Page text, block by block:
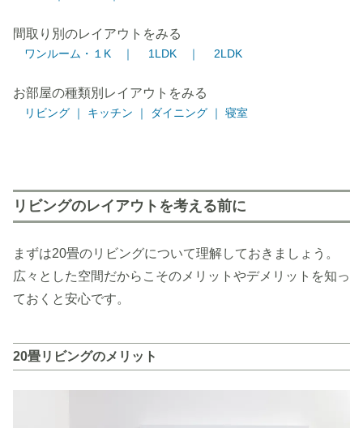
間取り別のレイアウトをみる
ワンルーム・１K ｜ 1LDK ｜ 2LDK
お部屋の種類別レイアウトをみる
リビング ｜ キッチン ｜ ダイニング ｜ 寝室
リビングのレイアウトを考える前に
まずは20畳のリビングについて理解しておきましょう。
広々とした空間だからこそのメリットやデメリットを知っ
ておくと安心です。
20畳リビングのメリット